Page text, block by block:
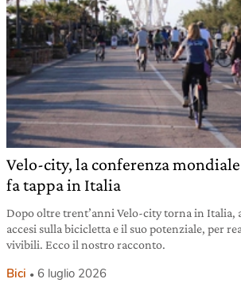
Velo-city, la conferenza
fa tappa in Italia
Dopo oltre trent’anni Velo-city torna in Italia,
accesi sulla bicicletta e il suo potenziale, per
vivibili. Ecco il nostro racconto.
Bici 6 luglio 2026